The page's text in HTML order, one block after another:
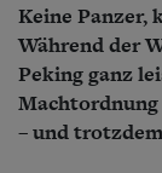
Keine Panzer,
Während der
Peking ganz
– und